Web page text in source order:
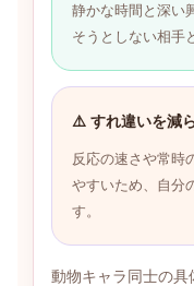
静かな時間と深い
そうとしない相手
⚠️ すれ違いを減
反応の速さや常時
やすいため、自分
す。
動物キャラ同士の具